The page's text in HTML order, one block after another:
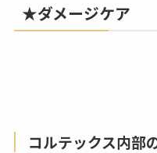
★ダメージケア
コルテックス内部